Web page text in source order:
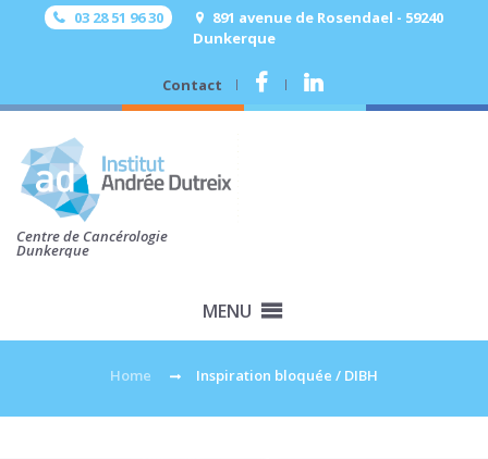
03 28 51 96 30
891 avenue de Rosendael - 59240
Dunkerque
Contact . .
Centre de Cancérologie
Dunkerque
MENU
Home Inspiration bloquée / DIBH